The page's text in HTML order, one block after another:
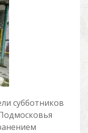
субботников